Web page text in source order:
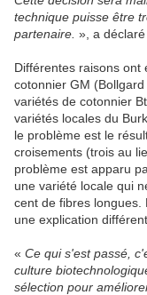
technique puisse être
partenaire. », a
Différentes raisons ont
cotonnier GM
variétés de cotonnier
variétés locales du
le problème est le
croisements (trois au
problème est apparu
une variété locale qui
cent de fibres longues.
une explication
« Ce qui s'est passé,
culture
sélection pour